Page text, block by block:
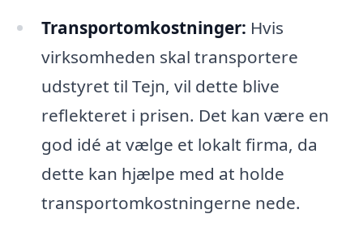
Transportomkostninger: Hvis
virksomheden skal transportere
udstyret til Tejn, vil dette blive
reflekteret i prisen. Det kan være en
god idé at vælge et lokalt firma, da
dette kan hjælpe med at holde
transportomkostningerne nede.